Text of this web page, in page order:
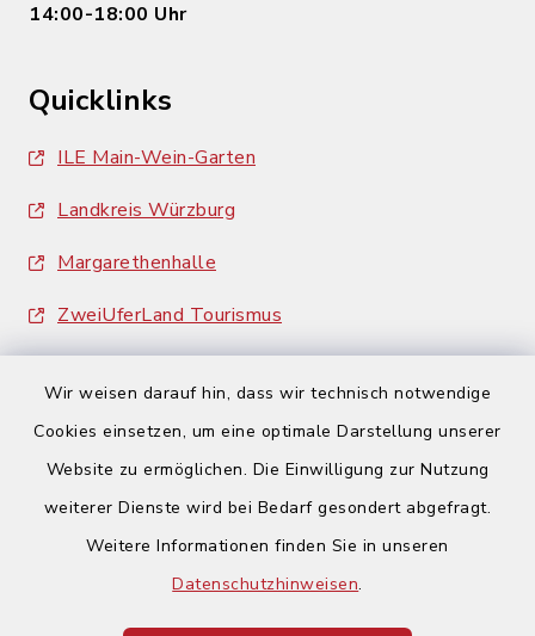
Wir weisen darauf hin, dass wir technisch notwendige
Cookies einsetzen, um eine optimale Darstellung unserer
Website zu ermöglichen. Die Einwilligung zur Nutzung
weiterer Dienste wird bei Bedarf gesondert abgefragt.
Weitere Informationen finden Sie in unseren
Datenschutzhinweisen.
14:00-18:00 Uhr
Quicklinks
ILE Main-Wein-Garten
Landkreis Würzburg
Margarethenhalle
ZweiUferLand Tourismus
Barrierefreiheit